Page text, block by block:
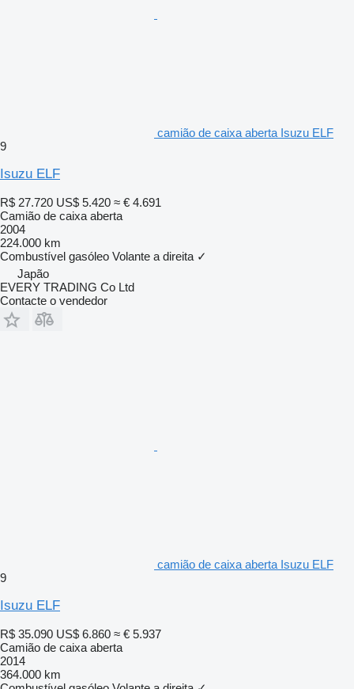
camião de caixa aberta Isuzu ELF
9
Isuzu ELF
R$ 27.720 US$ 5.420 ≈ € 4.691
Camião de caixa aberta
2004
224.000 km
Combustível gasóleo Volante a direita ✓
Japão
EVERY TRADING Co Ltd
Contacte o vendedor
camião de caixa aberta Isuzu ELF
9
Isuzu ELF
R$ 35.090 US$ 6.860 ≈ € 5.937
Camião de caixa aberta
2014
364.000 km